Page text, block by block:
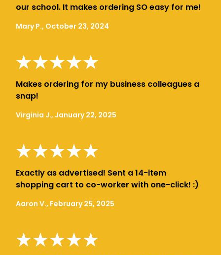
our school. It makes ordering SO easy for me!
Mary P., October 23, 2024
Makes ordering for my business colleagues a
snap!
Virginia J., January 22, 2025
Exactly as advertised! Sent a 14-item
shopping cart to co-worker with one-click! :)
Aaron V., February 25, 2025